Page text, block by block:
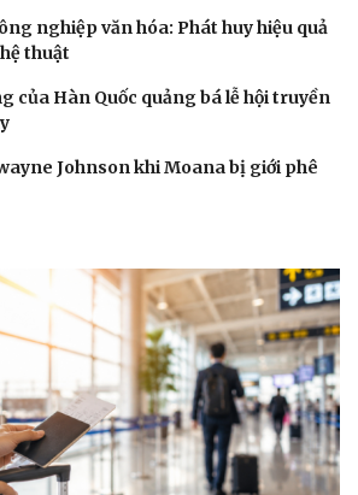
nghiệp văn hóa: Phát huy hiệu quả
thuật
của Hàn Quốc quảng bá lễ hội truyền
Johnson khi Moana bị giới phê